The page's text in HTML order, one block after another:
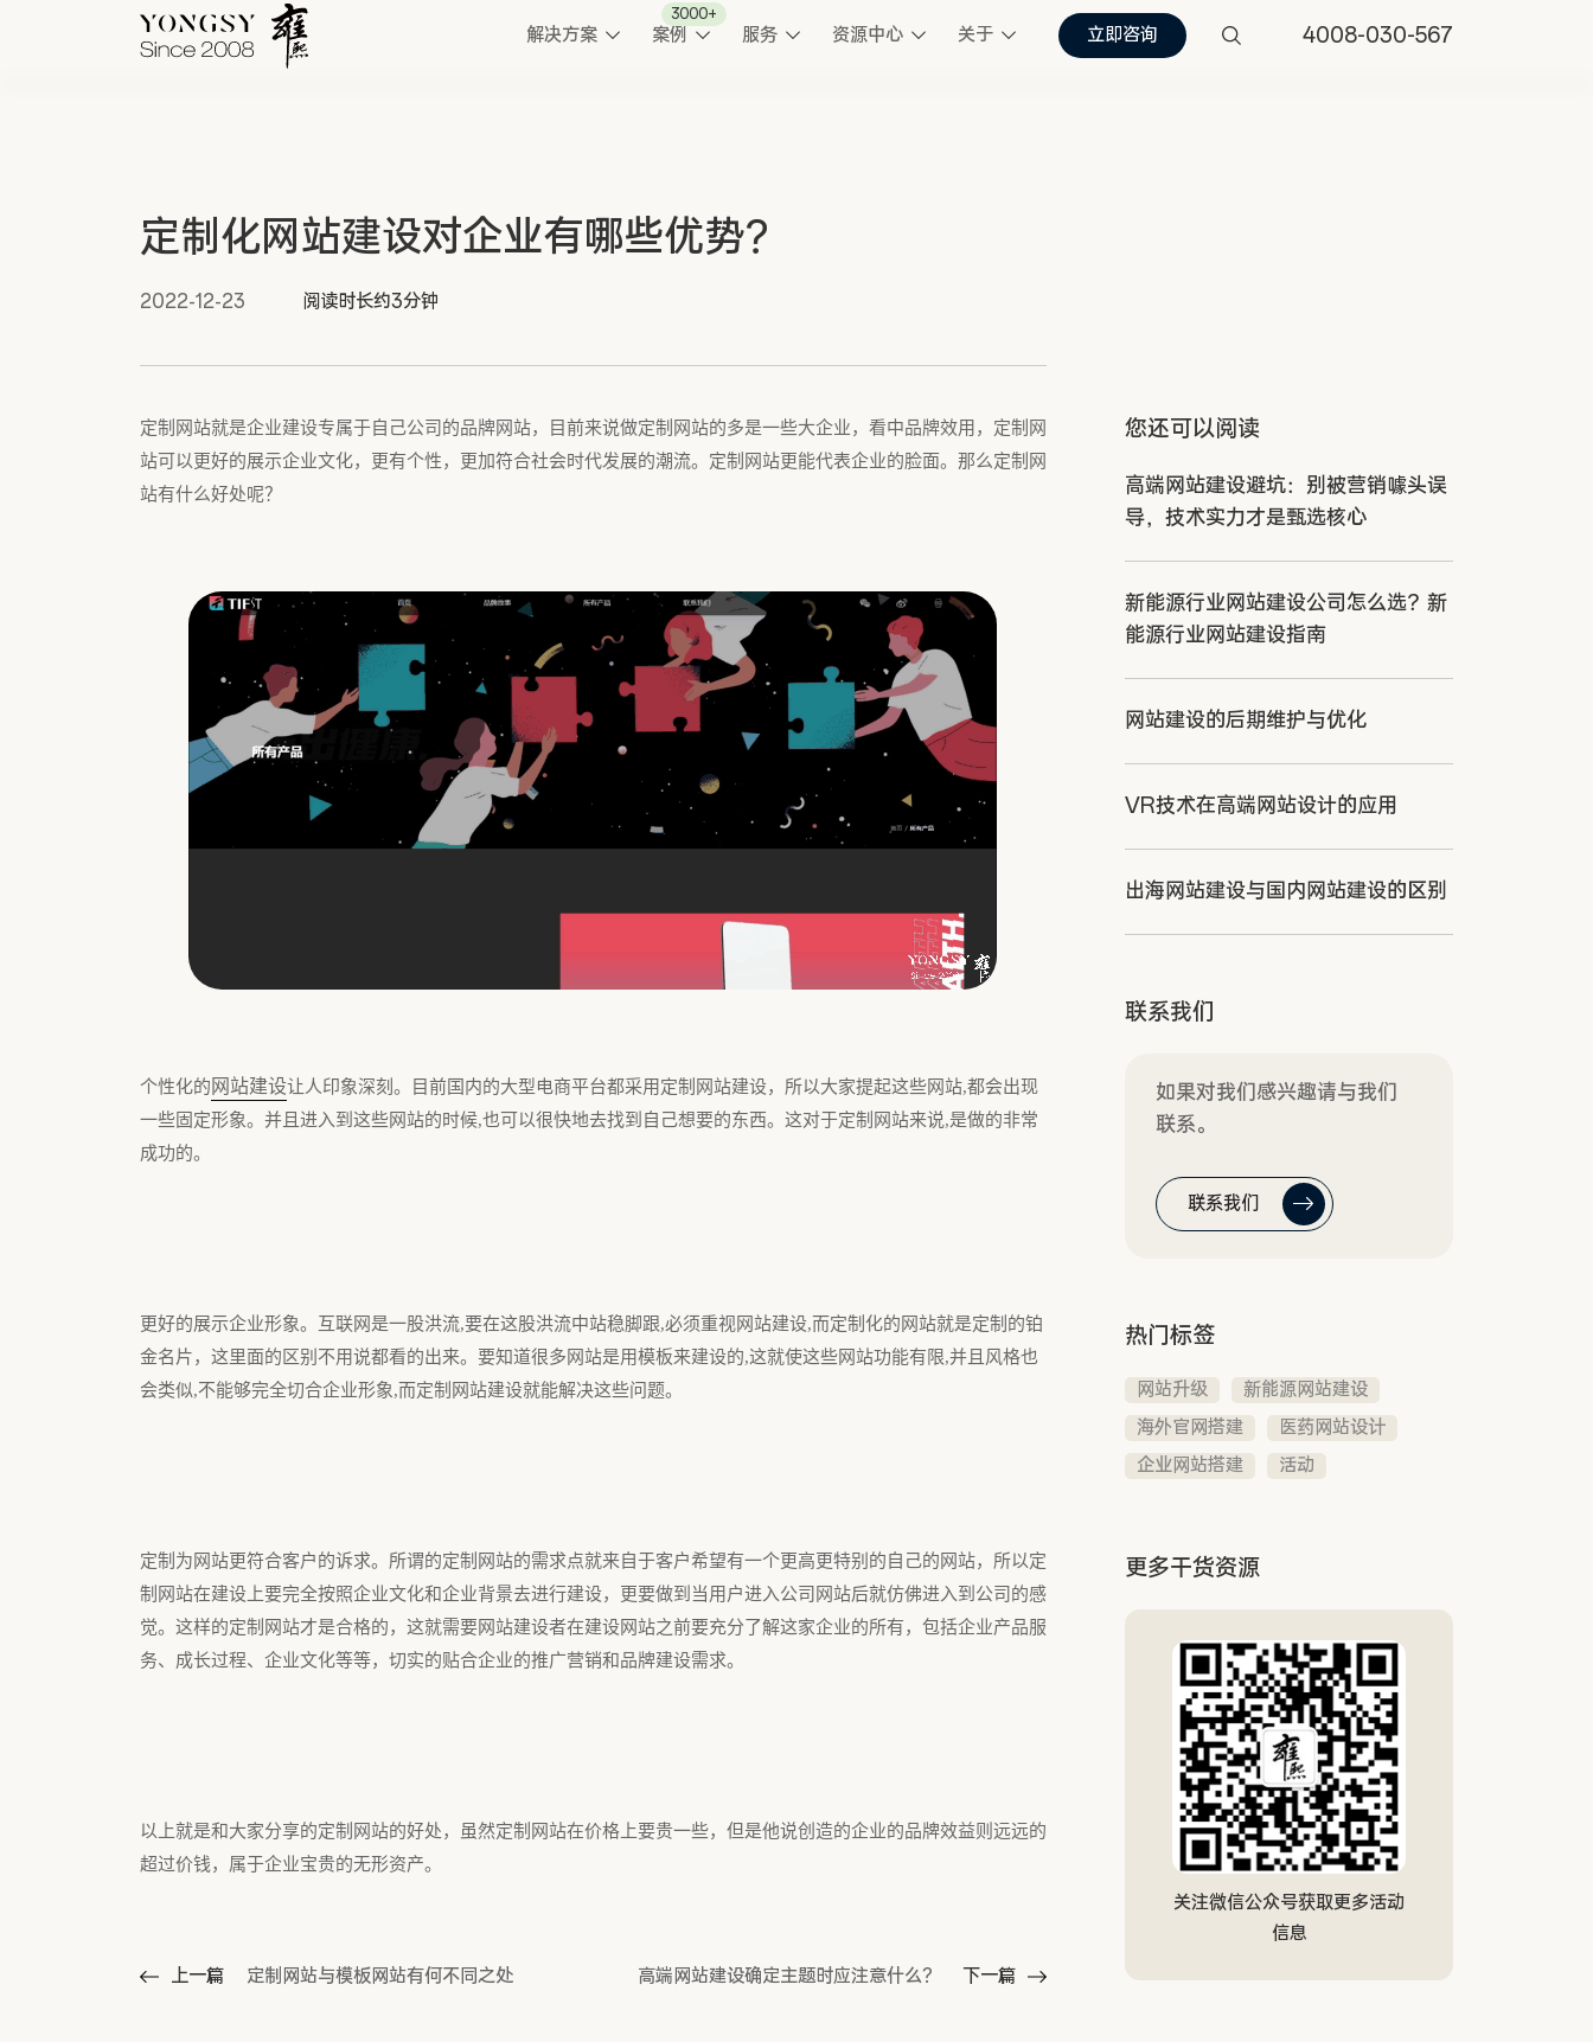
解决方案 案例
3000+
服务 资源中心 关于 立即咨询
新能源案例
我们的业务
4008-030-567
定制化网站建设对企业有哪些优势？
2022-12-23 阅读时长约3分钟
定制网站就是企业建设专属于自己公司的品牌网站，目前来说做定制网站的多是一些大企业，看中品牌效用，定制网
站可以更好的展示企业文化，更有个性，更加符合社会时代发展的潮流。定制网站更能代表企业的脸面。那么定制网
站有什么好处呢？
个性化的 网站建设让人印象深刻。目前国内的大型电商平台都采用定制网站建设，所以大家提起这些网站,都会出现
一些固定形象。并且进入到这些网站的时候,也可以很快地去找到自己想要的东西。这对于定制网站来说,是做的非常
成功的。
更好的展示企业形象。互联网是一股洪流,要在这股洪流中站稳脚跟,必须重视网站建设,而定制化的网站就是定制的铂
金名片，这里面的区别不用说都看的出来。要知道很多网站是用模板来建设的,这就使这些网站功能有限,并且风格也
会类似,不能够完全切合企业形象,而定制网站建设就能解决这些问题。
定制为网站更符合客户的诉求。所谓的定制网站的需求点就来自于客户希望有一个更高更特别的自己的网站，所以定
制网站在建设上要完全按照企业文化和企业背景去进行建设，更要做到当用户进入公司网站后就仿佛进入到公司的感
觉。这样的定制网站才是合格的，这就需要网站建设者在建设网站之前要充分了解这家企业的所有，包括企业产品服
务、成长过程、企业文化等等，切实的贴合企业的推广营销和品牌建设需求。
以上就是和大家分享的定制网站的好处，虽然定制网站在价格上要贵一些，但是他说创造的企业的品牌效益则远远的
超过价钱，属于企业宝贵的无形资产。
上一篇 定制网站与模板网站有何不同之处 下一篇
高端网站建设确定主题时应注意什么？
您还可以阅读
高端网站建设避坑：别被营销噱头误
导，技术实力才是甄选核心
新能源行业网站建设公司怎么选？新
能源行业网站建设指南
网站建设的后期维护与优化
VR技术在高端网站设计的应用
出海网站建设与国内网站建设的区别
联系我们
如果对我们感兴趣请与我们
联系。
联系我们
热门标签
网站升级
新能源网站建设
海外官网搭建
医药网站设计
企业网站搭建
活动
更多干货资源
关注微信公众号获取更多活动
信息